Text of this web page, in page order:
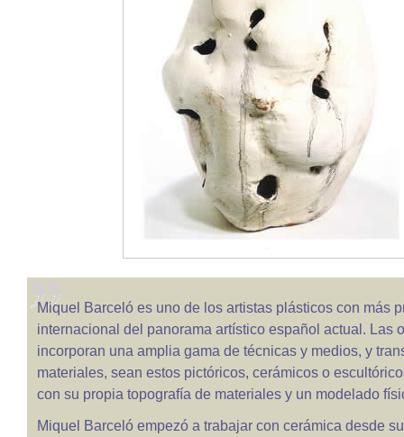
Miquel Barceló es uno de los artistas plásticos con más
internacional del panorama artístico español actual. Las
incorporan una amplia gama de técnicas y medios, y
materiales, sean estos pictóricos, cerámicos o
con su propia topografía de materiales y un modelado
Miquel Barceló empezó a trabajar con cerámica desde